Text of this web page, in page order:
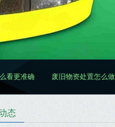
废旧物资处置怎么做更规范
态